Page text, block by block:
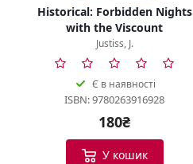
Historical: Forbidden Nights
with the Viscount
Justiss, J.
Є в наявності
ISBN: 9780263916928
180₴
У кошик